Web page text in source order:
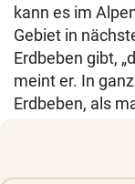
kann es im
Gebiet in
Erdbeben gibt,
meint er. In
Erdbeben, als